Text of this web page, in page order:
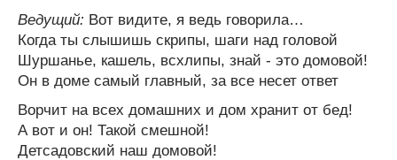
Ведущий: Вот видите, я ведь говорила…
Когда ты слышишь скрипы, шаги над головой
Шуршанье, кашель, всхлипы, знай - это домовой!
Он в доме самый главный, за все несет ответ
Ворчит на всех домашних и дом хранит от бед!
А вот и он! Такой смешной!
Детсадовский наш домовой!